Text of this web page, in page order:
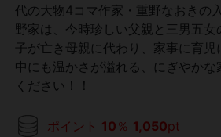
代の大物4コマ作家・重野なおきの
野家は、今時珍しい父親と三男五
子が亡き母親に代わり、家事に育
中にも温かさが溢れる、にぎやか
ください！！
ポイント 10 ％ 1,050pt